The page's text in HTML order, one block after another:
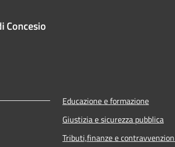
Concesio
Educazione e formazione
Giustizia e sicurezza pubblica
Tributi,finanze e